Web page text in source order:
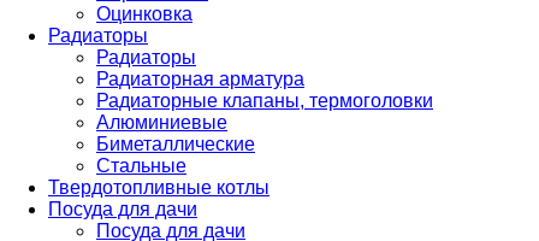
Оцинковка
Радиаторы
Радиаторы
Радиаторная арматура
Радиаторные клапаны, термоголовки
Алюминиевые
Биметаллические
Стальные
Твердотопливные котлы
Посуда для дачи
Посуда для дачи